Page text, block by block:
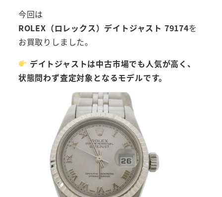
今回は
ROLEX（ロレックス）デイトジャスト 79174を
お買取りしました。
デイトジャストは中古市場でも人気が高く、
状態問わず査定対象となるモデルです。